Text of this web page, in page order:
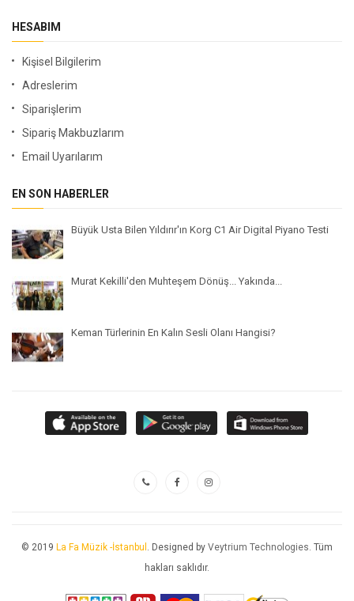
HESABIM
Kişisel Bilgilerim
Adreslerim
Siparişlerim
Sipariş Makbuzlarım
Email Uyarılarım
EN SON HABERLER
Büyük Usta Bilen Yıldırır'ın Korg C1 Air Digital Piyano Testi
Murat Kekilli'den Muhteşem Dönüş... Yakında...
Keman Türlerinin En Kalın Sesli Olanı Hangisi?
© 2019 La Fa Müzik -İstanbul . Designed by Veytrium Technologies . Tüm
hakları saklıdır.